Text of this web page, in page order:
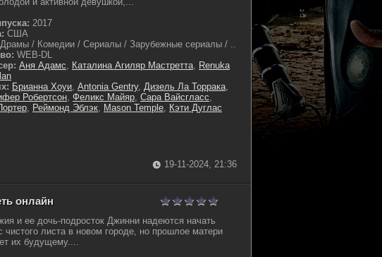
2017
США
Драмы / Комедии / Сериалы / Зарубежные сериалы / ..
WEB-DL
Аня Адамс, Каталина Агиляр Мастретта, Renuka
Брианна Хоуи, Antonia Gentry, Дизель Ла Торрака,
Робертсон, Феликс Майяр, Сара Вайсгласс,
, Реймонд Эблэк, Mason Temple, Кэти Дуглас
19-11-2024, 21:36
онлайн
и ее дочь-подросток Джинни надеются начать
чистого листа в новом городе, но прошлое матери
их будущему....